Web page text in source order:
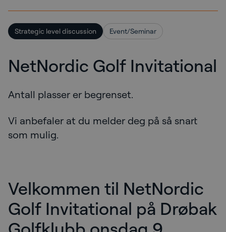
Strategic level discussion Event/Seminar
NetNordic Golf Invitational
Antall plasser er begrenset.
Vi anbefaler at du melder deg på så snart
som mulig.
Velkommen til NetNordic
Golf Invitational på Drøbak